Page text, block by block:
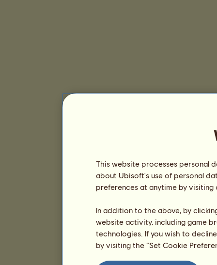
This website processes personal
about Ubisoft's use of personal
preferences at anytime by
In addition to the above, by
website activity, including game
technologies. If you wish to
by visiting the “Set Cookie